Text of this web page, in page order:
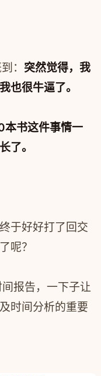
： 突然觉得，我
也很牛逼了。
书这件事情一
了。
于好好打了回交
呢？
报告，一下子让
时间分析的重要